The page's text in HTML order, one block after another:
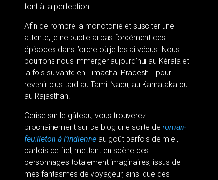
font à la perfection.
Afin de rompre la monotonie et susciter une
attente, je ne publierai pas forcément ces
épisodes dans l’ordre où je les ai vécus. Nous
pourrons nous immerger aujourd’hui au Kérala et
la fois suivante en Himachal Pradesh… pour
revenir plus tard au Tamil Nadu, au Karnataka ou
au Rajasthan.
Cerise sur le gâteau, vous trouverez
prochainement sur ce blog une sorte de roman-
feuilleton à l’indienne au goût parfois de miel,
parfois de fiel, mettant en scène des
personnages totalement imaginaires, issus de
mes fantasmes de voyageur, ainsi que des